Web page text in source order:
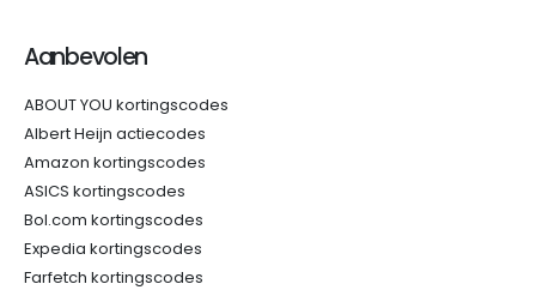
Aanbevolen
ABOUT YOU kortingscodes
Albert Heijn actiecodes
Amazon kortingscodes
ASICS kortingscodes
Bol.com kortingscodes
Expedia kortingscodes
Farfetch kortingscodes